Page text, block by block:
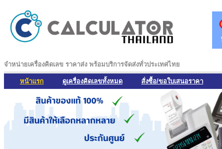
จำหน่ายเครื่องคิดเลข ราคาส่ง พร้อมบริการจัดส่งทั่วประเทศไทย
หน้าแรก ดูเครื่องคิดเลขทั้งหมด สั่งซื้อ/ขอใบเสนอราคา